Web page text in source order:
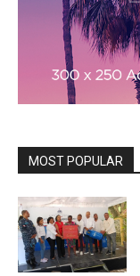
MOST POPULAR